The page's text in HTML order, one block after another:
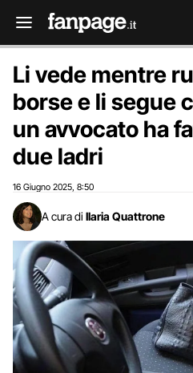
Li vede mentre
borse e li segue
un avvocato ha
due ladri
16 Giugno 2025 8:50
A cura di Ilaria Quattrone